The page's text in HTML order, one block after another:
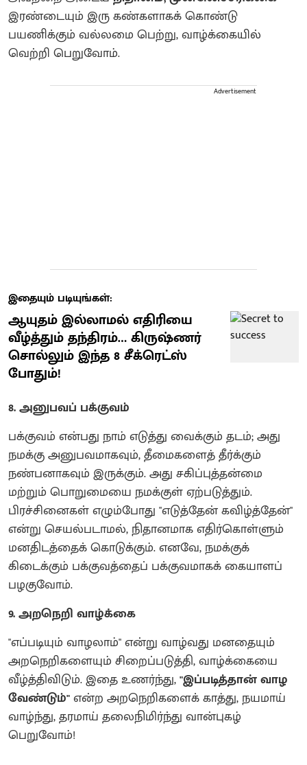
இரண்டையும் இரு கண்களாகக் கொண்டு
பயணிக்கும் வல்லமை பெற்று, வாழ்க்கையில்
வெற்றி பெறுவோம்.
Advertisement
இதையும் படியுங்கள்:
ஆயுதம் இல்லாமல் எதிரியை
வீழ்த்தும் தந்திரம்… கிருஷ்ணர்
சொல்லும் இந்த 8 சீக்ரெட்ஸ்
போதும்!
8. அனுபவப் பக்குவம்
பக்குவம் என்பது நாம் எடுத்து வைக்கும் தடம்; அது
நமக்கு அனுபவமாகவும், தீமைகளைத் தீர்க்கும்
நண்பனாகவும் இருக்கும். அது சகிப்புத்தன்மை
மற்றும் பொறுமையை நமக்குள் ஏற்படுத்தும்.
பிரச்சினைகள் எழும்போது "எடுத்தேன் கவிழ்த்தேன்"
என்று செயல்படாமல், நிதானமாக எதிர்கொள்ளும்
மனதிடத்தைக் கொடுக்கும். எனவே, நமக்குக்
கிடைக்கும் பக்குவத்தைப் பக்குவமாகக் கையாளப்
பழகுவோம்.
9. அறநெறி வாழ்க்கை
"எப்படியும் வாழலாம்" என்று வாழ்வது மனதையும்
அறநெறிகளையும் சிறைப்படுத்தி, வாழ்க்கையை
வீழ்த்திவிடும். இதை உணர்ந்து,"இப்படித்தான் வாழ
வேண்டும்"என்ற அறநெறிகளைக் காத்து, நயமாய்
வாழ்ந்து, தரமாய் தலைநிமிர்ந்து வான்புகழ்
பெறுவோம்!